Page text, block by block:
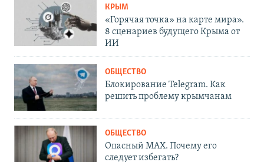
КРЫМ
«Горячая точка» на карте мира».
8 сценариев будущего Крыма от
ИИ
ОБЩЕСТВО
Блокирование Telegram. Как
решить проблему крымчанам
ОБЩЕСТВО
Опасный MAX. Почему его
следует избегать?